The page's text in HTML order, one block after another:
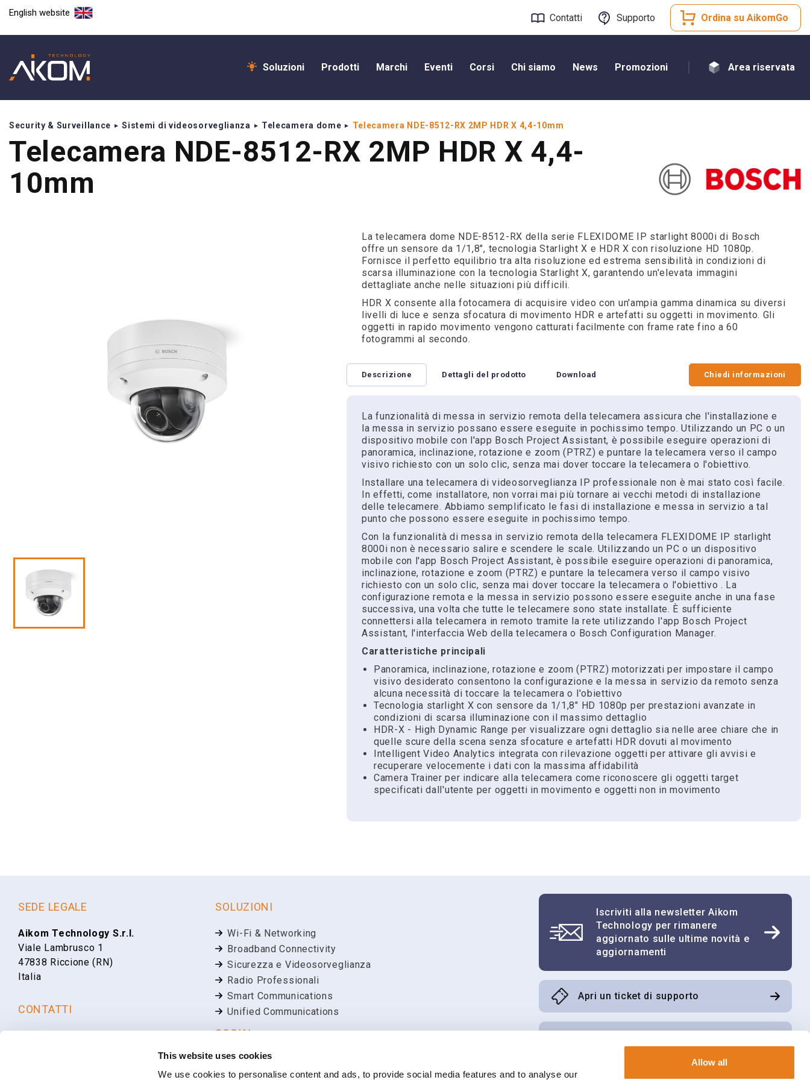
This website uses cookies
We use cookies to personalise content and ads, to provide social media features and to analyse our
Allow all
English website Contatti Supporto Ordina su AikomGo
Soluzioni Prodotti Marchi Eventi Corsi Chi siamo News Promozioni Area riservata
Security & Surveillance Sistemi di videosorveglianza Telecamera dome Telecamera NDE-8512-RX 2MP HDR X 4,4-10mm
Telecamera NDE-8512-RX 2MP HDR X 4,4-
10mm
La telecamera dome NDE-8512-RX della serie FLEXIDOME IP starlight 8000i di Bosch
offre un sensore da 1/1,8", tecnologia Starlight X e HDR X con risoluzione HD 1080p.
Fornisce il perfetto equilibrio tra alta risoluzione ed estrema sensibilità in condizioni di
scarsa illuminazione con la tecnologia Starlight X, garantendo un'elevata immagini
dettagliate anche nelle situazioni più difficili.
HDR X consente alla fotocamera di acquisire video con un'ampia gamma dinamica su diversi
livelli di luce e senza sfocatura di movimento HDR e artefatti su oggetti in movimento. Gli
oggetti in rapido movimento vengono catturati facilmente con frame rate fino a 60
fotogrammi al secondo.
Chiedi informazioni
Descrizione Dettagli del prodotto Download
La funzionalità di messa in servizio remota della telecamera assicura che l'installazione e
la messa in servizio possano essere eseguite in pochissimo tempo. Utilizzando un PC o un
dispositivo mobile con l'app Bosch Project Assistant, è possibile eseguire operazioni di
panoramica, inclinazione, rotazione e zoom (PTRZ) e puntare la telecamera verso il campo
visivo richiesto con un solo clic, senza mai dover toccare la telecamera o l'obiettivo.
Installare una telecamera di videosorveglianza IP professionale non è mai stato così facile.
In effetti, come installatore, non vorrai mai più tornare ai vecchi metodi di installazione
delle telecamere. Abbiamo semplificato le fasi di installazione e messa in servizio a tal
punto che possono essere eseguite in pochissimo tempo.
Con la funzionalità di messa in servizio remota della telecamera FLEXIDOME IP starlight
8000i non è necessario salire e scendere le scale. Utilizzando un PC o un dispositivo
mobile con l'app Bosch Project Assistant, è possibile eseguire operazioni di panoramica,
inclinazione, rotazione e zoom (PTRZ) e puntare la telecamera verso il campo visivo
richiesto con un solo clic, senza mai dover toccare la telecamera o l'obiettivo . La
configurazione remota e la messa in servizio possono essere eseguite anche in una fase
successiva, una volta che tutte le telecamere sono state installate. È sufficiente
connettersi alla telecamera in remoto tramite la rete utilizzando l'app Bosch Project
Assistant, l'interfaccia Web della telecamera o Bosch Configuration Manager.
Caratteristiche principali
Panoramica, inclinazione, rotazione e zoom (PTRZ) motorizzati per impostare il campo
visivo desiderato consentono la configurazione e la messa in servizio da remoto senza
alcuna necessità di toccare la telecamera o l'obiettivo
Tecnologia starlight X con sensore da 1/1,8" HD 1080p per prestazioni avanzate in
condizioni di scarsa illuminazione con il massimo dettaglio
HDR-X - High Dynamic Range per visualizzare ogni dettaglio sia nelle aree chiare che in
quelle scure della scena senza sfocature e artefatti HDR dovuti al movimento
Intelligent Video Analytics integrata con rilevazione oggetti per attivare gli avvisi e
recuperare velocemente i dati con la massima affidabilità
Camera Trainer per indicare alla telecamera come riconoscere gli oggetti target
specificati dall'utente per oggetti in movimento e oggetti non in movimento
Telefono
Ragione Sociale
SEDE LEGALE
Aikom Technology S.r.l.
Viale Lambrusco 1
47838 Riccione (RN)
Italia
CONTATTI
SOLUZIONI
Wi-Fi & Networking
Broadband Connectivity
Sicurezza e Videosorveglianza
Radio Professionali
Smart Communications
Unified Communications
SOCIAL
Linkedin
Facebook
Iscriviti alla newsletter Aikom
Technology per rimanere
aggiornato sulle ultime novità e
aggiornamenti
Apri un ticket di supporto